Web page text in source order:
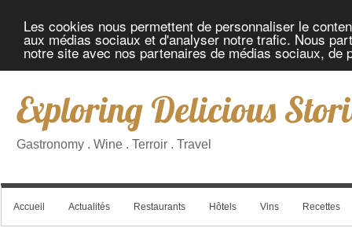
Les cookies nous permettent de personnaliser le
aux médias sociaux et d'analyser notre trafic. Nous
notre site avec nos partenaires de médias sociaux, de
Exploring Delicious
Gastronomy . Wine . Terroir . Travel
Accueil Actualités Restaurants Hôtels Vins Recettes